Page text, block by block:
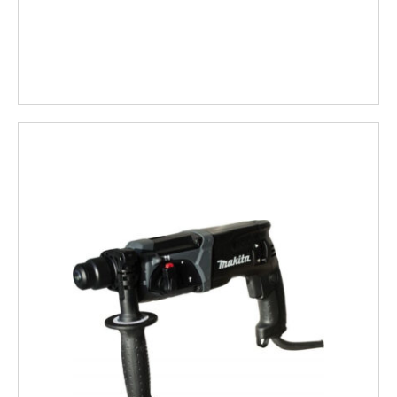
Unsere Meißel sind echte Kraftpakete! Ob
Spitzmeißel, Flachmeißel oder Spat-/Breitmeißel –
bei uns finden Sie den richtigen Meißel für jedes
Anwendungsgebiet. Mit punktueller Schlagkraft
und viel Kraft auf kleiner Fläche, gezielter